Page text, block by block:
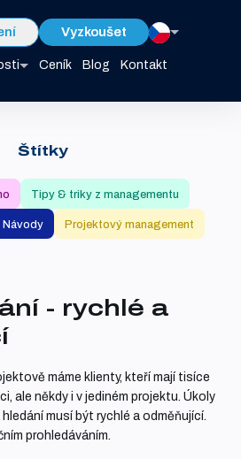
Ceník Blog Kontakt
Vyzkoušet
- rychlé a
máme klienty, kteří mají tisíce
ale někdy i v jediném projektu. Úkoly
musí být rychlé a odměňující.
prohledáváním.
Štítky
Tipy & triky z managementu
Návody Projektový management